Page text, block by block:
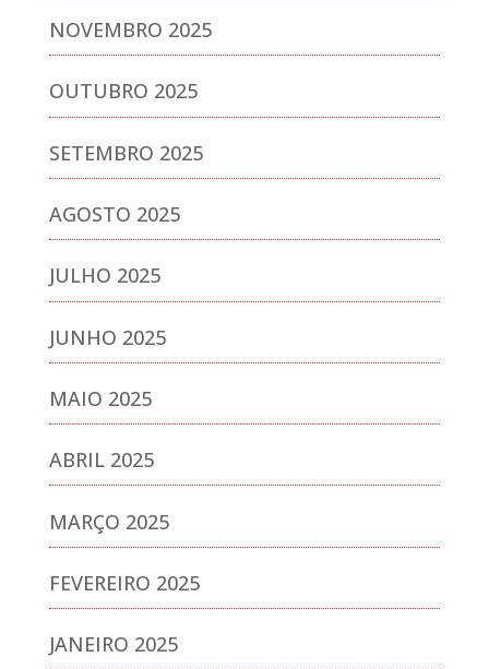
NOVEMBRO 2025
OUTUBRO 2025
SETEMBRO 2025
AGOSTO 2025
JULHO 2025
JUNHO 2025
MAIO 2025
ABRIL 2025
MARÇO 2025
FEVEREIRO 2025
JANEIRO 2025